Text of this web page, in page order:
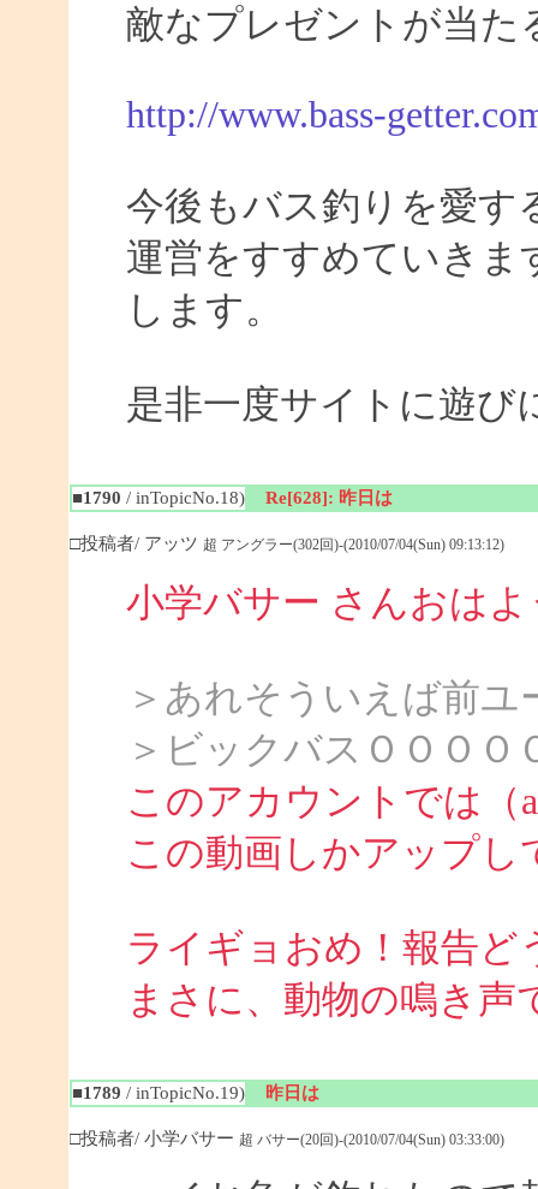
敵なプレゼントが当た
http://www.bass-
今後もバス釣りを愛す
運営をすすめていきま
します。
是非一度サイトに遊び
■1790 / inTopicNo.18) Re[628]: 昨日は
□投稿者/ アッツ 超 アングラー(302回)-(2010/07/04(Sun) 09:13:12)
小学バサー さんおは
＞あれそういえば前
＞ビックバスＯＯＯ
このアカウントでは（
この動画しかアップし
ライギョおめ！報告ど
まさに、動物の鳴き声
■1789 / inTopicNo.19) 昨日は
□投稿者/ 小学バサー 超 バサー(20回)-(2010/07/04(Sun) 03:33:00)